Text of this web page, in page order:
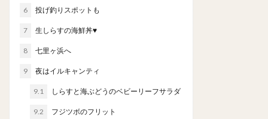
6 投げ釣りスポットも
7 生しらすの海鮮丼♥︎
8 七里ヶ浜へ
9 夜はイルキャンティ
9.1 しらすと海ぶどうのベビーリーフサラダ
9.2 フジツボのフリット